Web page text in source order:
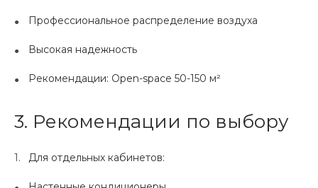
Профессиональное распределение воздуха
Высокая надежность
Рекомендации: Open-space 50-150 м²
3. Рекомендации по выбору
Для отдельных кабинетов: